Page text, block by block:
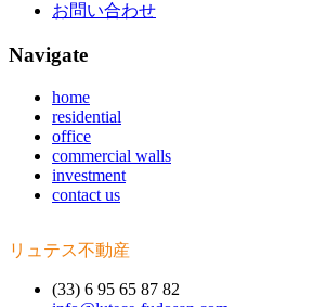
お問い合わせ
Navigate
home
residential
office
commercial walls
investment
contact us
リュテス不動産
(33) 6 95 65 87 82